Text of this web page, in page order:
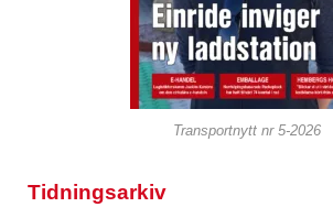
Transportnytt nr 5-2026
Tidningsarkiv